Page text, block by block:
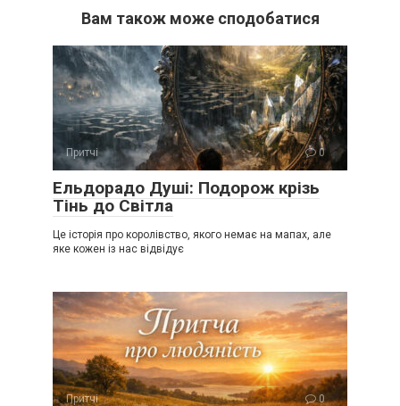
Вам також може сподобатися
Притчі 0
Ельдорадо Душі: Подорож крізь
Тінь до Світла
Це історія про королівство, якого немає на мапах, але
яке кожен із нас відвідує
Притчі 0